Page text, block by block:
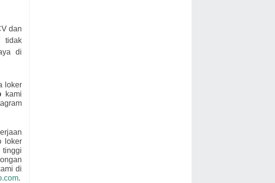
dan
tidak
di
loker
kami
loker
tinggi
di
.